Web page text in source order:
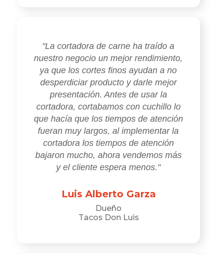
"La cortadora de carne ha traído a
nuestro negocio un mejor rendimiento,
ya que los cortes finos ayudan a no
desperdiciar producto y darle mejor
presentación. Antes de usar la
cortadora, cortabamos con cuchillo lo
que hacía que los tiempos de atención
fueran muy largos, al implementar la
cortadora los tiempos de atención
bajaron mucho, ahora vendemos más
y el cliente espera menos."
Luis Alberto Garza
Dueño
Tacos Don Luis